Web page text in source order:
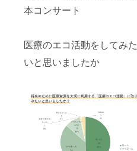
本コンサート
医療のエコ活動をしてみた
いと思いましたか